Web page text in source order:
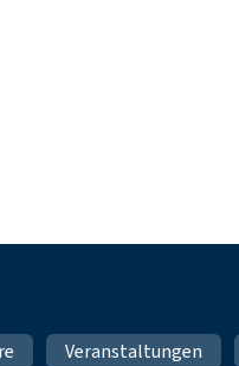
Veranstaltungen